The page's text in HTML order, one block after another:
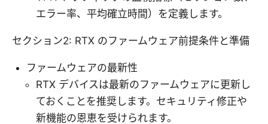
エラー率、平均確立時間）を定義します。
セクション2: RTX のファームウェア前提条件と準備
ファームウェアの最新性
RTX デバイスは最新のファームウェアに更新し
ておくことを推奨します。セキュリティ修正や
新機能の恩恵を受けられます。